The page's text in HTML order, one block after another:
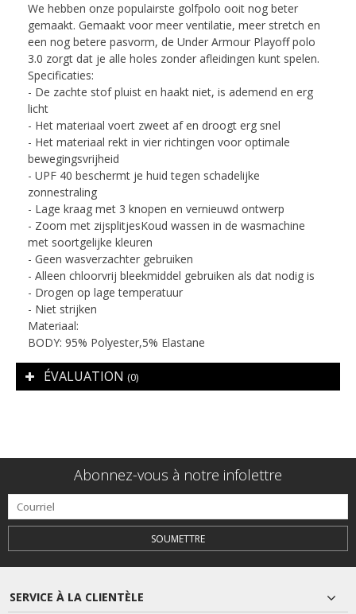
We hebben onze populairste golfpolo ooit nog beter
gemaakt. Gemaakt voor meer ventilatie, meer stretch en
een nog betere pasvorm, de Under Armour Playoff polo
3.0 zorgt dat je alle holes zonder afleidingen kunt spelen.
Specificaties:
- De zachte stof pluist en haakt niet, is ademend en erg
licht
- Het materiaal voert zweet af en droogt erg snel
- Het materiaal rekt in vier richtingen voor optimale
bewegingsvrijheid
- UPF 40 beschermt je huid tegen schadelijke
zonnestraling
- Lage kraag met 3 knopen en vernieuwd ontwerp
- Zoom met zijsplitjesKoud wassen in de wasmachine
met soortgelijke kleuren
- Geen wasverzachter gebruiken
- Alleen chloorvrij bleekmiddel gebruiken als dat nodig is
- Drogen op lage temperatuur
- Niet strijken
Materiaal:
BODY: 95% Polyester,5% Elastane
ÉVALUATION (0)
Abonnez-vous à notre infolettre
SOUMETTRE
SERVICE À LA CLIENTÈLE